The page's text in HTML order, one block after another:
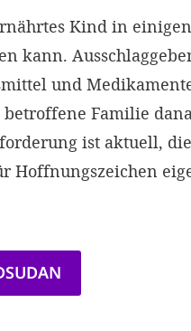
Kind in einigen
kann.
und
Familie
ist aktuell,
Hoffnungszeichen